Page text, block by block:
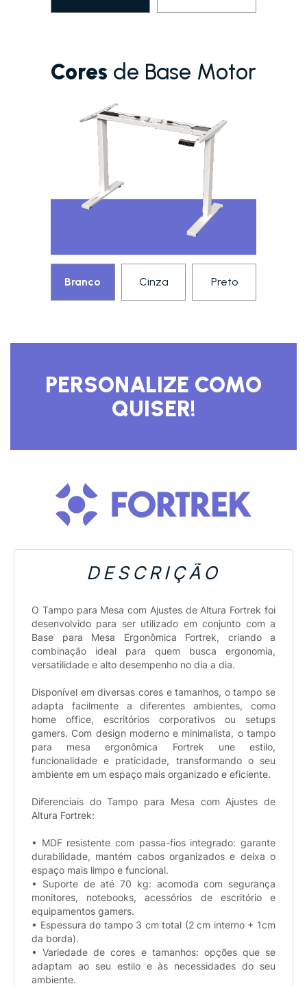
DESCRIÇÃO
O Tampo para Mesa com Ajustes de Altura Fortrek foi
desenvolvido para ser utilizado em conjunto com a
Base para Mesa Ergonômica Fortrek, criando a
combinação ideal para quem busca ergonomia,
versatilidade e alto desempenho no dia a dia.
Disponível em diversas cores e tamanhos, o tampo se
adapta facilmente a diferentes ambientes, como
home office, escritórios corporativos ou setups
gamers. Com design moderno e minimalista, o tampo
para mesa ergonômica Fortrek une estilo,
funcionalidade e praticidade, transformando o seu
ambiente em um espaço mais organizado e eficiente.
Diferenciais do Tampo para Mesa com Ajustes de
Altura Fortrek:
• MDF resistente com passa-fios integrado: garante
durabilidade, mantém cabos organizados e deixa o
espaço mais limpo e funcional.
• Suporte de até 70 kg: acomoda com segurança
monitores, notebooks, acessórios de escritório e
equipamentos gamers.
• Espessura do tampo 3 cm total (2 cm interno + 1cm
da borda).
• Variedade de cores e tamanhos: opções que se
adaptam ao seu estilo e às necessidades do seu
ambiente.